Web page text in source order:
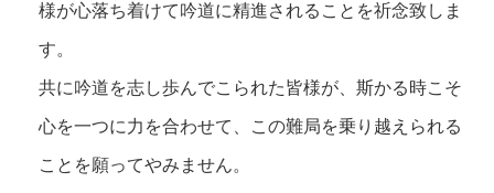
様が心落ち着けて吟道に精進されることを祈念致しま
す。
共に吟道を志し歩んでこられた皆様が、斯かる時こそ
心を一つに力を合わせて、この難局を乗り越えられる
ことを願ってやみません。